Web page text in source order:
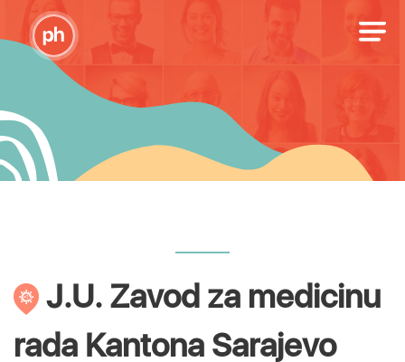
J.U. Zavod za medicinu
rada Kantona Sarajevo